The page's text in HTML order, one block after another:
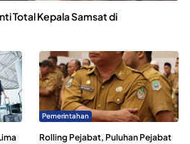
Total Kepala Samsat di
Pemerintahan
Rolling Pejabat, Puluhan Pejabat